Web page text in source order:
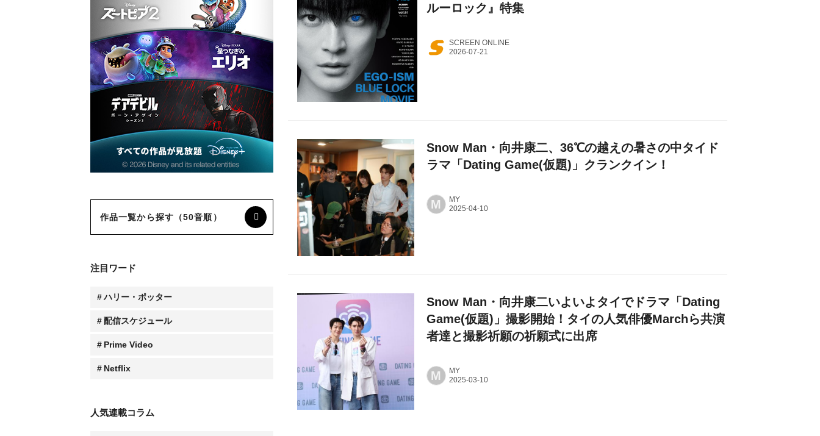
ルーロック』特集
SCREEN ONLINE
Snow Man・向井康二、36℃の越えの暑さの中タイド
ラマ「Dating Game(仮題)」クランクイン！
M MY
Snow Man・向井康二いよいよタイでドラマ「Dating
Game(仮題)」撮影開始！タイの人気俳優Marchら共演
者達と撮影祈願の祈願式に出席
M MY
作品一覧から探す（50音順）
注目ワード
ハリー・ポッター
配信スケジュール
Prime Video
Netflix
人気連載コラム